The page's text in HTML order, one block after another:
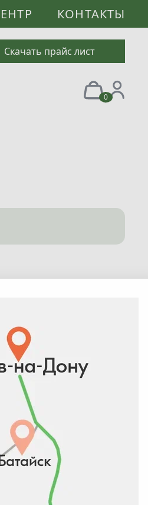
КОНТАКТЫ
Скачать прайс лист
0